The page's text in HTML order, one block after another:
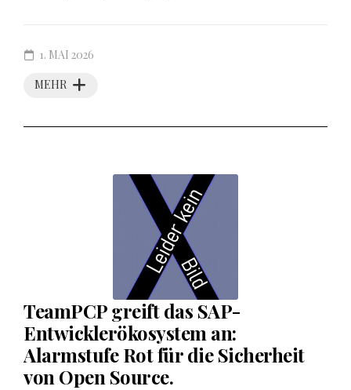
MEHR
1. MAI 2026
TeamPCP greift das SAP-
Entwicklerökosystem an:
Alarmstufe Rot für die Sicherheit
von Open Source.